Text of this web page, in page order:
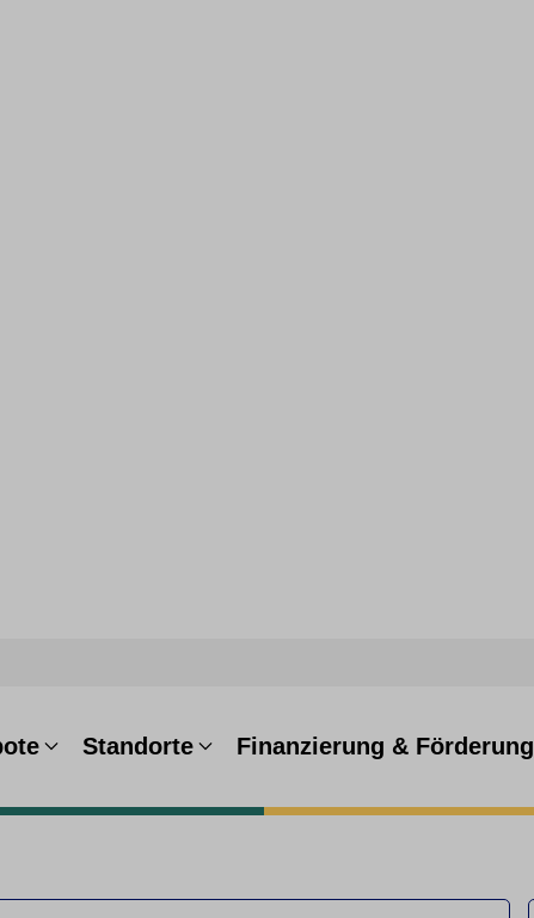
Standorte Finanzierung & Förderung